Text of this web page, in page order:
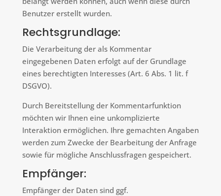
Benutzer erstellt wurden.
Rechtsgrundlage:
Die Verarbeitung der als Kommentar
eingegebenen Daten erfolgt auf der Grundlage
eines berechtigten Interesses (Art. 6 Abs. 1 lit. f
DSGVO).
Durch Bereitstellung der Kommentarfunktion
möchten wir Ihnen eine unkomplizierte
Interaktion ermöglichen. Ihre gemachten Angaben
werden zum Zwecke der Bearbeitung der Anfrage
sowie für mögliche Anschlussfragen gespeichert.
Empfänger:
Empfänger der Daten sind ggf.